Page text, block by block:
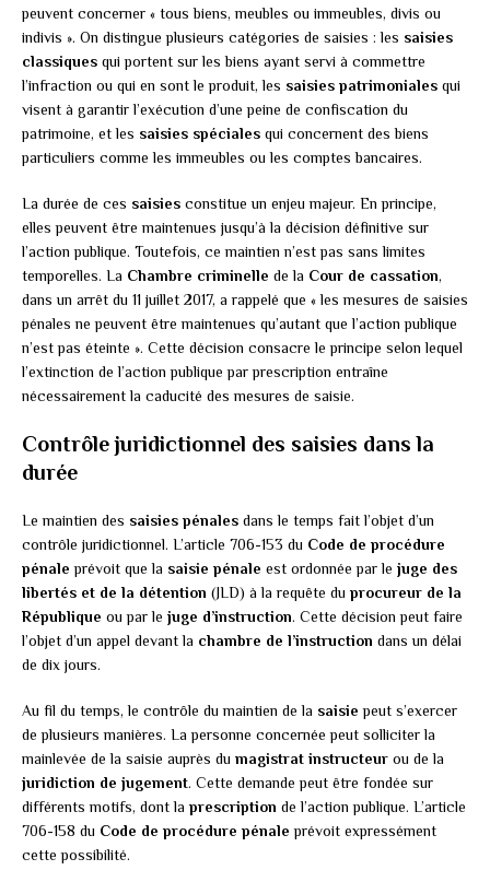
peuvent concerner « tous biens, meubles ou immeubles, divis ou
indivis ». On distingue plusieurs catégories de saisies : les saisies
classiques qui portent sur les biens ayant servi à commettre
l’infraction ou qui en sont le produit, les saisies patrimoniales qui
visent à garantir l’exécution d’une peine de confiscation du
patrimoine, et les saisies spéciales qui concernent des biens
particuliers comme les immeubles ou les comptes bancaires.
La durée de ces saisies constitue un enjeu majeur. En principe,
elles peuvent être maintenues jusqu’à la décision définitive sur
l’action publique. Toutefois, ce maintien n’est pas sans limites
temporelles. La Chambre criminelle de la Cour de cassation,
dans un arrêt du 11 juillet 2017, a rappelé que « les mesures de saisies
pénales ne peuvent être maintenues qu’autant que l’action publique
n’est pas éteinte ». Cette décision consacre le principe selon lequel
l’extinction de l’action publique par prescription entraîne
nécessairement la caducité des mesures de saisie.
Contrôle juridictionnel des saisies dans la
durée
Le maintien des saisies pénales dans le temps fait l’objet d’un
contrôle juridictionnel. L’article 706-153 du Code de procédure
pénale prévoit que la saisie pénale est ordonnée par le juge des
libertés et de la détention (JLD) à la requête du procureur de la
République ou par le juge d’instruction. Cette décision peut faire
l’objet d’un appel devant la chambre de l’instruction dans un délai
de dix jours.
Au fil du temps, le contrôle du maintien de la saisie peut s’exercer
de plusieurs manières. La personne concernée peut solliciter la
mainlevée de la saisie auprès du magistrat instructeur ou de la
juridiction de jugement. Cette demande peut être fondée sur
différents motifs, dont la prescription de l’action publique. L’article
706-158 du Code de procédure pénale prévoit expressément
cette possibilité.